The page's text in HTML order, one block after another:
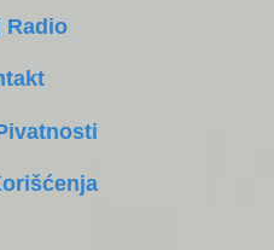
Radio